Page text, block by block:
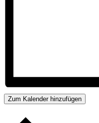
Zum Kalender hinzufügen